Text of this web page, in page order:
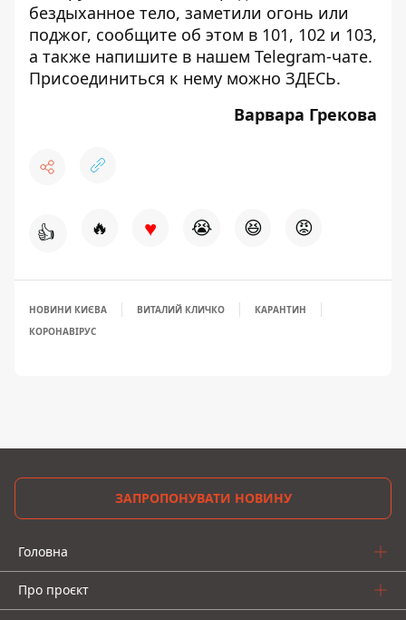
бездыханное тело, заметили огонь или
поджог, сообщите об этом в 101, 102 и 103,
а также напишите в нашем Telegram-чате.
Присоединиться к нему можно ЗДЕСЬ.
Варвара Грекова
👍 🔥 ♥ 😭 😆 😡
НОВИНИ КИЄВА ВИТАЛИЙ КЛИЧКО
КАРАНТИН
КОРОНАВІРУС
ЗАПРОПОНУВАТИ НОВИНУ
Головна
Про проєкт